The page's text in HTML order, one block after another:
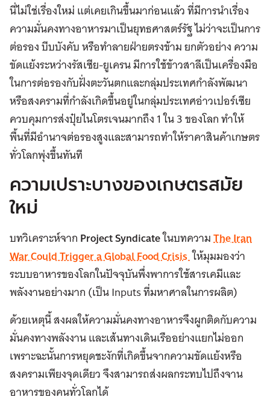
นี่ไม่ใช่เรื่องใหม่ แต่เคยเกินขึ้นมาก่อนแล้ว ที่มีการนำเรื่อง
ความมั่นคงทางอาหารมาเป็นยุทธศาสตร์รัฐ ไม่ว่าจะเป็นการ
ต่อรอง บีบบังคับ หรือทำลายฝ่ายตรงข้าม ยกตัวอย่าง ความ
ขัดแย้งระหว่างรัสเซีย-ยูเครน มีการใช้ข้าวสาลีเป็นเครื่องมือ
ในการต่อรองกับฝั่งตะวันตกและกลุ่มประเทศกำลังพัฒนา
หรือสงครามที่กำลังเกิดขึ้นอยู่ในกลุ่มประเทศอ่าวเปอร์เซีย
ควบคุมการส่งปุ๋ยไนโตรเจนมากถึง 1 ใน 3 ของโลก ทำให้
พื้นที่มีอำนาจต่อรองสูงและสามารถทำให้ราคาสินค้าเกษตร
ทั่วโลกพุ่งขึ้นทันที
ความเปราะบางของเกษตรสมัย
ใหม่
บทวิเคราะห์จากProject SyndicateในบทความThe Iran
War Could Trigger a Global Food Crisisให้มุมมองว่า
ระบบอาหารของโลกในปัจจุบันพึ่งพาการใช้สารเคมีและ
พลังงานอย่างมาก (เป็น Inputs ที่มหาศาลในการผลิต)
ด้วยเหตุนี้ สงผลให้ความมั่นคงทางอาหารจึงผูกติดกับความ
มั่นคงทางพลังงาน และเส้นทางเดินเรืออย่างแยกไม่ออก
เพราะฉะนั้นการหยุดชะงักที่เกิดขึ้นจากความขัดแย้งหรือ
สงครามเพียงจุดเดียว จึงสามารถส่งผลกระทบไปถึงจาน
อาหารของคนทั่วโลกได้